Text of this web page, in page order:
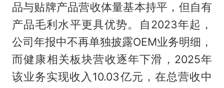
品与贴牌产品营收体量基本持平，但自有
产品毛利水平更具优势。自2023年起，
公司年报中不再单独披露OEM业务明细，
而健康相关板块营收逐年下滑，2025年
该业务实现收入10.03亿元，在总营收中